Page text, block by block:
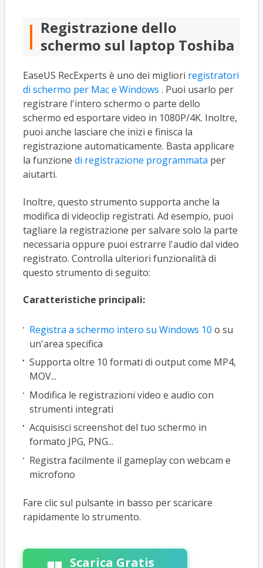
Registrazione dello
schermo sul laptop Toshiba
EaseUS RecExperts è uno dei migliori registratori
di schermo per Mac e Windows . Puoi usarlo per
registrare l'intero schermo o parte dello
schermo ed esportare video in 1080P/4K. Inoltre,
puoi anche lasciare che inizi e finisca la
registrazione automaticamente. Basta applicare
la funzione di registrazione programmata per
aiutarti.
Inoltre, questo strumento supporta anche la
modifica di videoclip registrati. Ad esempio, puoi
tagliare la registrazione per salvare solo la parte
necessaria oppure puoi estrarre l'audio dal video
registrato. Controlla ulteriori funzionalità di
questo strumento di seguito:
Caratteristiche principali:
Registra a schermo intero su Windows 10 o su
un'area specifica
Supporta oltre 10 formati di output come MP4,
MOV...
Modifica le registrazioni video e audio con
strumenti integrati
Acquisisci screenshot del tuo schermo in
formato JPG, PNG...
Registra facilmente il gameplay con webcam e
microfono
Fare clic sul pulsante in basso per scaricare
rapidamente lo strumento.
Scarica Gratis